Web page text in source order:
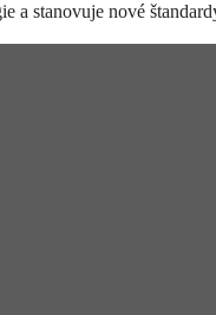
stanovuje nové